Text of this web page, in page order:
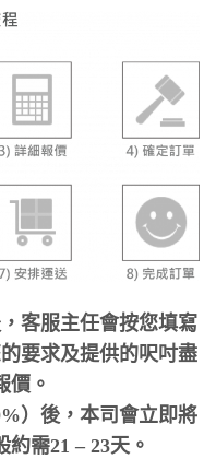
客服主任會按您填寫
要求及提供的呎吋盡
價。
）後，本司會立即將
需21 – 23天。